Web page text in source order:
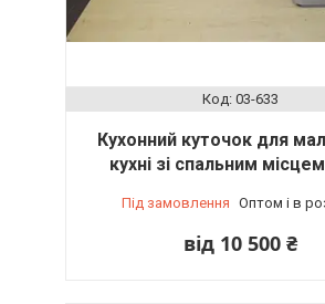
03-633
Кухонний куточок для
кухні зі спальним
Під замовлення Оптом і в
від 10 500 ₴